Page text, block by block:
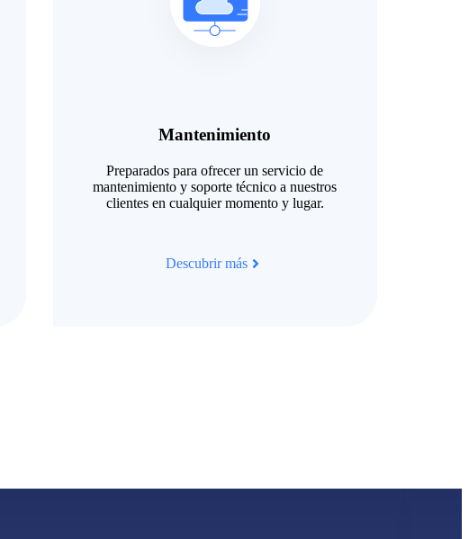
Mantenimiento
Preparados para ofrecer un servicio de
mantenimiento y soporte técnico a nuestros
clientes en cualquier momento y lugar.
Descubrir más